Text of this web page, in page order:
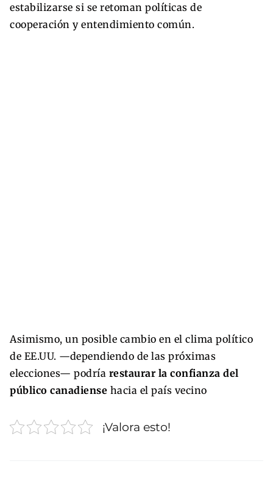
estabilizarse si se retoman políticas de
cooperación y entendimiento común.
Asimismo, un posible cambio en el clima político
de EE.UU. —dependiendo de las próximas
elecciones— podría restaurar la confianza del
público canadiense hacia el país vecino
¡Valora esto!